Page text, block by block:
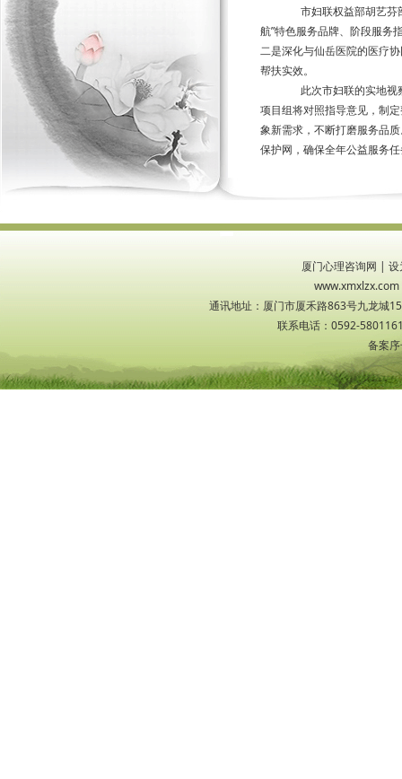
市妇联权益部胡艺芬
航”特色服务品牌、阶段服务
二是深化与仙岳医院的医疗
帮扶实效。
此次市妇联的实地视
项目组将对照指导意见，制
象新需求，不断打磨服务品
保护网，确保全年公益服务
厦门心理咨询网 | 设
通讯地址：厦门市厦禾路863号九龙城
联系电话：0592-
备案